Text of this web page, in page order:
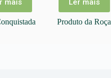
Produto da Roça